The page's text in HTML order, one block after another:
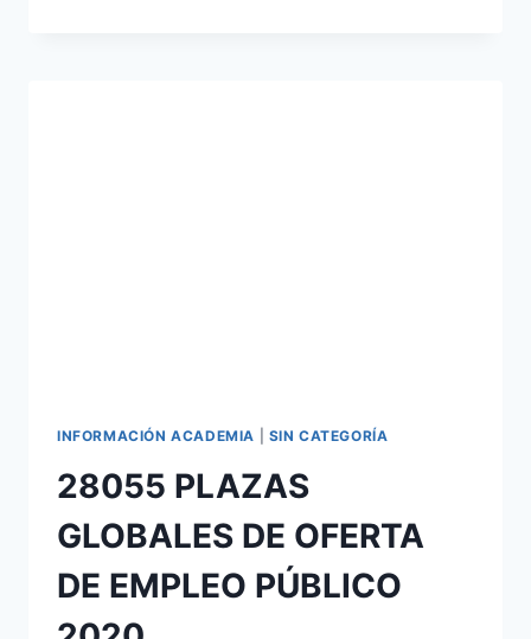
INFORMACIÓN ACADEMIA SIN CATEGORÍA
28055 PLAZAS
GLOBALES DE OFERTA
DE EMPLEO PÚBLICO